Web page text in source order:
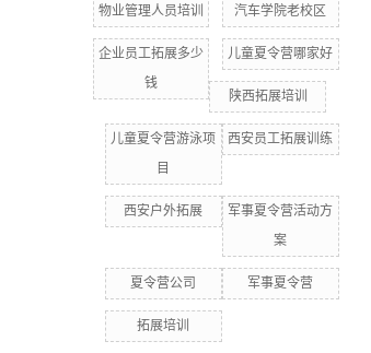
物业管理人员培训 汽车学院老校区
企业员工拓展多少
钱
儿童夏令营哪家好
陕西拓展培训
儿童夏令营游泳项
目
西安员工拓展训练
西安户外拓展
军事夏令营活动方
案
夏令营公司 军事夏令营
拓展培训